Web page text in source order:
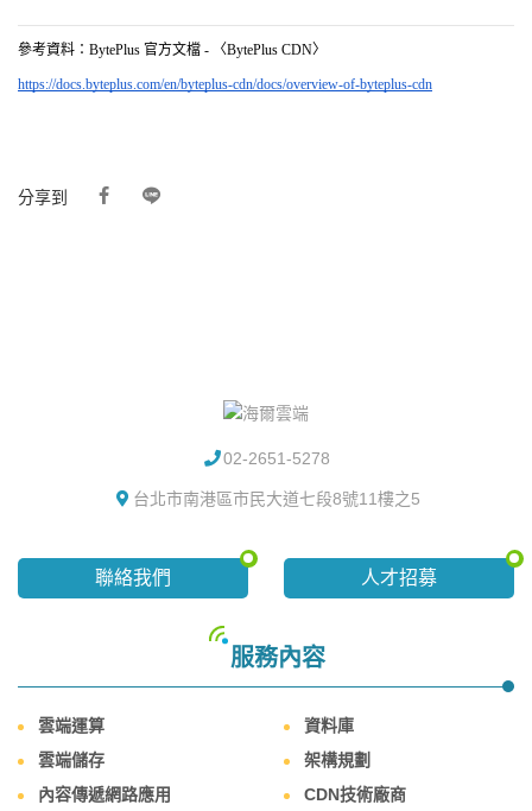
參考資料： BytePlus 官方文檔 - 〈BytePlus CDN〉
https://docs.byteplus.com/en/byteplus-cdn/docs/overview-of-byteplus-cdn
分享到
02-2651-5278
台北市南港區市民大道七段8號11樓之5
聯絡我們 人才招募
服務內容
雲端運算
資料庫
雲端儲存
架構規劃
內容傳遞網路應用
CDN技術廠商